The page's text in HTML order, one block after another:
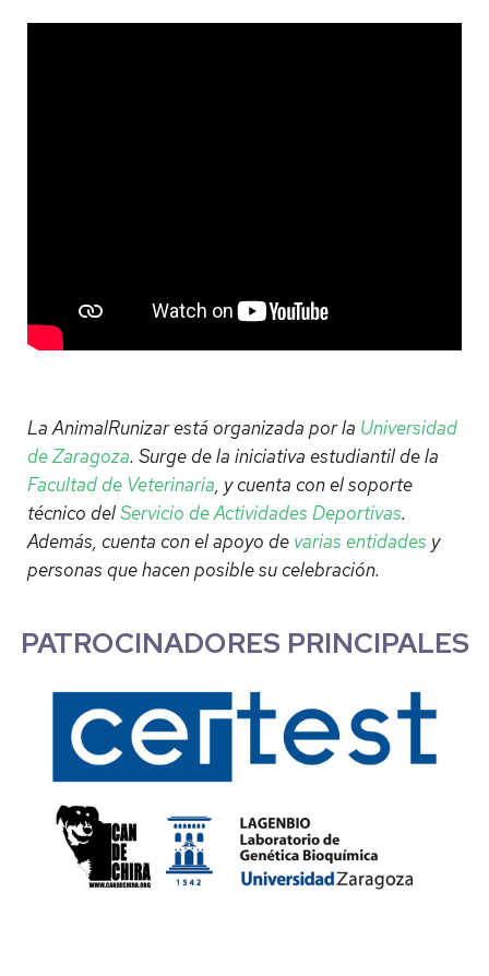
La AnimalRunizar está organizada por la Universidad
de Zaragoza. Surge de la iniciativa estudiantil de la
Facultad de Veterinaria, y cuenta con el soporte
técnico delServicio de Actividades Deportivas.
Además, cuenta con el apoyo de varias entidades y
personas que hacen posible su celebración.
PATROCINADORES PRINCIPALES